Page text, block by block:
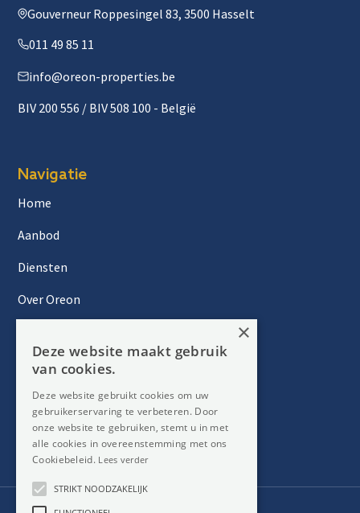
Gouverneur Roppesingel 83, 3500 Hasselt
011 49 85 11
info@oreon-properties.be
BIV 200 556 / BIV 508 100 - België
Navigatie
Home
Aanbod
Diensten
Over Oreon
Contact
Nieuwsbrief
×
Deze website maakt gebruik
van cookies.
Deze website gebruikt cookies om uw
gebruikerservaring te verbeteren. Door
onze website te gebruiken, stemt u in met
alle cookies in overeenstemming met ons
Cookiebeleid. Lees verder
STRIKT NOODZAKELIJK